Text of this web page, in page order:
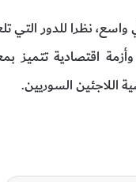
نظرا للدور التي
اقتصادية تتميز
اللاجئين السوريين.